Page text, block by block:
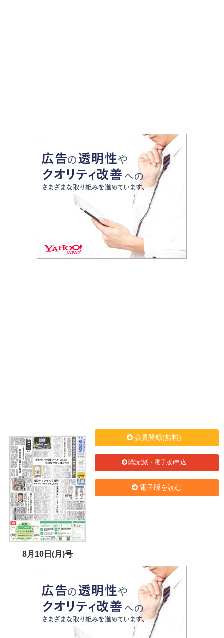
8月10日(月)号
会員登録(無料)
購読(紙・電子版)申込
電子版を読む